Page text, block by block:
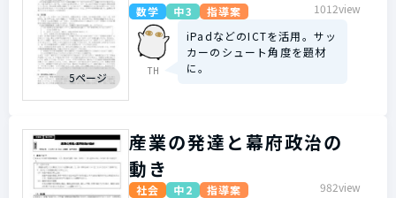
5ページ
数学 中3 指導案 1012view
TH
iPadなどのICTを活用。サッ
カーのシュート角度を題材
に。
産業の発達と幕府政治の
動き
社会 中2 指導案 982view